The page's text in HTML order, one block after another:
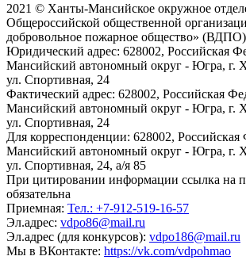
2021 © Ханты-Мансийское окружное
Общероссийской общественной
добровольное пожарное общество» (ВДПО)
Юридический адрес: 628002, Российская
Мансийский автономный округ - Югра, г.
ул. Спортивная, 24
Фактический адрес: 628002, Российская
Мансийский автономный округ - Югра, г.
ул. Спортивная, 24
Для корреспонденции: 628002,
Мансийский автономный округ - Югра, г.
ул. Спортивная, 24, а/я 85
При цитировании информации ссылка на
обязательна
Приемная: Тел.: +7-912-519-16-57
Эл.адрес: vdpo86@mail.ru
Эл.адрес (для конкурсов): vdpo186@mail.ru
Мы в ВКонтакте: https://vk.com/vdpohmao